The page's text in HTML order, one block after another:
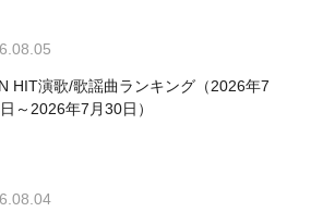
HIT演歌/歌謡曲ランキング（2026年7
～2026年7月30日）